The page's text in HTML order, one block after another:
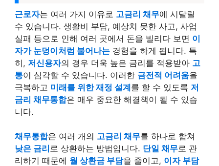
근로자는 여러 가지 이유로 고금리 채무에 시달릴
수 있습니다. 생활비 부담, 예상치 못한 사고, 사업
실패 등으로 인해 여러 곳에서 돈을 빌리다 보면 이
자가 눈덩이처럼 불어나는 경험을 하게 됩니다. 특
히, 저신용자의 경우 더욱 높은 금리를 적용받아 고
통이 심각할 수 있습니다. 이러한 금전적 어려움을
극복하고 미래를 위한 재정 설계를 할 수 있도록 저
금리 채무통합은 매우 중요한 해결책이 될 수 있습
니다.
채무통합은 여러 개의 고금리 채무를 하나로 합쳐
낮은 금리 로 상환하는 방법입니다. 단일 채무로 관
리하기 때문에 월 상환금 부담을 줄이고, 이자 부담